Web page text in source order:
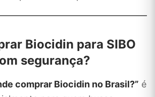
Biocidin para SIBO
segurança?
comprar Biocidin no Brasil?” é